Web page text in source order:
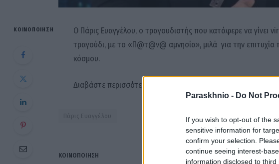
Paraskhnio - Do Not
If you wish to opt-out of the
sensitive information for
confirm your selection.
continue seeing interest-
information disclosed to
ΚΟΙΝΟΠΟΊΗΣΗ
Ο Πάρις Ευαγγέλου, ο τραγουδιστής που κατάφερε να γίνει
τραγούδι, με το «Π@τ@ν@ αμνησία», μιλά για την
κόσμου.
Διαβάστε περισσότερα στο
Πάρις Ευαγγέλου
ΚΟΙΝΟΠΟΊΗΣΗ